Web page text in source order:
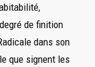
de finition
dans son
que signent les